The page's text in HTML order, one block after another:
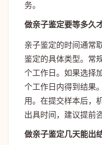
务。
做亲子鉴定要等多久
亲子鉴定的时间通常
鉴定的具体类型。常
个工作日。如果选择
个工作日内得到结果
用。在提交样本后，
出具时间，建议提前
做亲子鉴定几天能出